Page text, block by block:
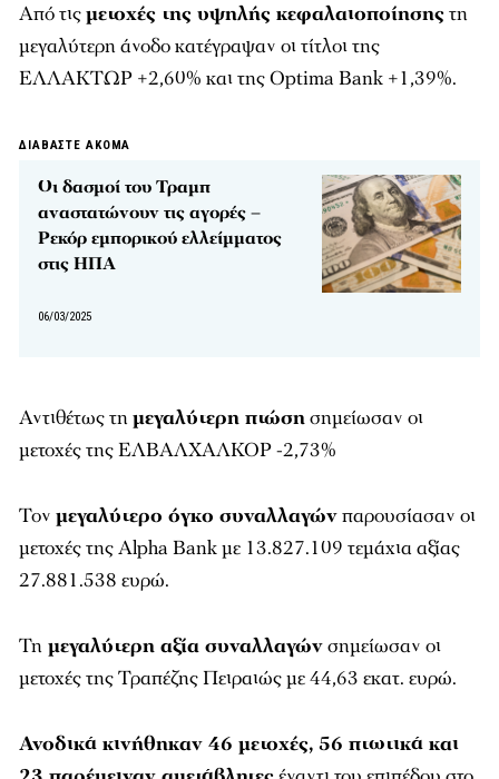
Από τιςμετοχές της υψηλής κεφαλαιοποίησηςτη
μεγαλύτερη άνοδο κατέγραψαν οι τίτλοι της
ΕΛΛΑΚΤΩΡ +2,60% και της Optima Bank +1,39%.
ΔΙΑΒΑΣΤΕ ΑΚΟΜΑ
Οι δασμοί του Τραμπ
αναστατώνουν τις αγορές –
Ρεκόρ εμπορικού ελλείμματος
στις ΗΠΑ
06/03/2025
Αντιθέτως τημεγαλύτερη πτώσησημείωσαν οι
μετοχές της ΕΛΒΑΛΧΑΛΚΟΡ -2,73%
Τον μεγαλύτερο όγκο συναλλαγώνπαρουσίασαν οι
μετοχές της Alpha Bank με 13.827.109 τεμάχια αξίας
27.881.538 ευρώ.
Τη μεγαλύτερη αξία συναλλαγώνσημείωσαν οι
μετοχές της Τραπέζης Πειραιώς με 44,63 εκατ. ευρώ.
Ανοδικά κινήθηκαν 46 μετοχές, 56 πτωτικά και